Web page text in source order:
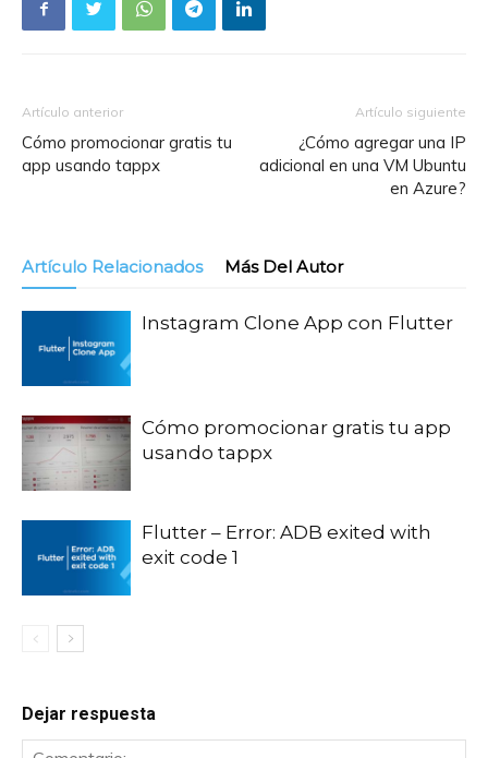
Artículo anterior
Cómo promocionar gratis tu
app usando tappx
Artículo siguiente
¿Cómo agregar una IP
adicional en una VM Ubuntu
en Azure?
Artículo Relacionados Más Del Autor
Instagram Clone App con Flutter
Cómo promocionar gratis tu app
usando tappx
Flutter – Error: ADB exited with
exit code 1
Dejar respuesta